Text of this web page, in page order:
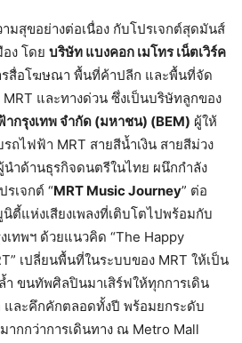
มสุขอย่างต่อเนื่อง กับโปรเจกต์สุดมันส์
ง โดย บริษัท แบงคอก เมโทร เน็ตเวิร์ค
รสื่อโฆษณา พื้นที่ค้าปลีก และพื้นที่จัด
และทางด่วน ซึ่งเป็นบริษัทลูกของ
กรุงเทพ จำกัด (มหาชน) (BEM) ผู้ให้
ถไฟฟ้า MRT สายสีน้ำเงิน สายสีม่วง
นำด้านธุรกิจดนตรีในไทย ผนึกกำลัง
เจกต์ “MRT Music Journey” ต่อ
ตี้แห่งเสียงเพลงที่เติบโตไปพร้อมกับ
ทพฯ ด้วยแนวคิด “The Happy
เปลี่ยนพื้นที่ในระบบของ MRT ให้เป็น
ำ ขนทัพศิลปินมาเสิร์ฟให้ทุกการเดิน
และคึกคักตลอดทั้งปี พร้อมยกระดับ
ากกว่าการเดินทาง ณ Metro Mall